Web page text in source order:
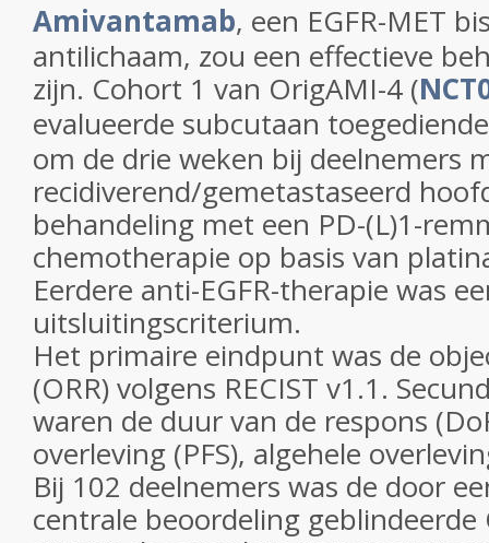
Amivantamab, een EGFR-MET
antilichaam, zou een effectieve
zijn. Cohort 1 van OrigAMI-4 (
evalueerde subcutaan
om de drie weken bij deelnemers
recidiverend/gemetastaseerd
behandeling met een PD-(L)1-
chemotherapie op basis van
Eerdere anti-EGFR-therapie was
uitsluitingscriterium.
Het primaire eindpunt was de
(ORR) volgens RECIST v1.1.
waren de duur van de respons
overleving (PFS), algehele
Bij 102 deelnemers was de door
centrale beoordeling geblindeerde